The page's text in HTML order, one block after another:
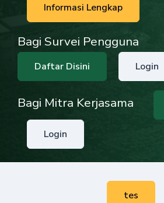
Informasi Lengkap
Bagi Survei Pengguna
Daftar Disini Login
Bagi Mitra Kerjasama
Login
tes